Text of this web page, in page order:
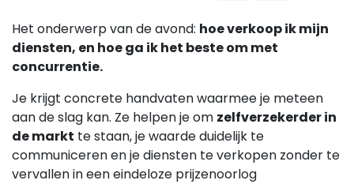
Het onderwerp van de avond: hoe verkoop ik mijn
diensten, en hoe ga ik het beste om met
concurrentie.
Je krijgt concrete handvaten waarmee je meteen
aan de slag kan. Ze helpen je om zelfverzekerder in
de markt te staan, je waarde duidelijk te
communiceren en je diensten te verkopen zonder te
vervallen in een eindeloze prijzenoorlog